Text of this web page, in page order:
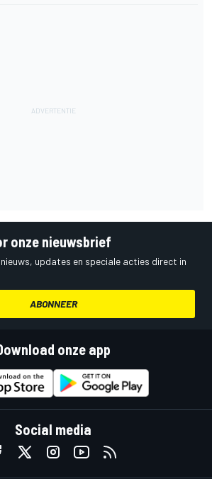
onze nieuwsbrief
updates en speciale acties direct in
ABONNEER
onze app
Social media